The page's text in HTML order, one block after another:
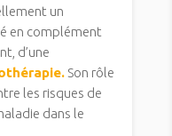
un
en complément
d’une
Son rôle
les risques de
dans le